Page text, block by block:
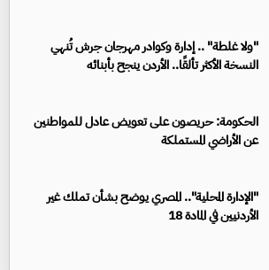
"ولا غلطة" .. إدارة وكوادر مهرجان جرش تُنهي
النسخة الأكثر تألقًا.. الأردن ينجح بأبنائه
الحكومة: حريصون على تعويض عادل للمواطنين
عن الأراضي المستملكة
"الإدارة المحلية".. المصري يوضح بشأن تملك غير
الأردنيين في المادة 18